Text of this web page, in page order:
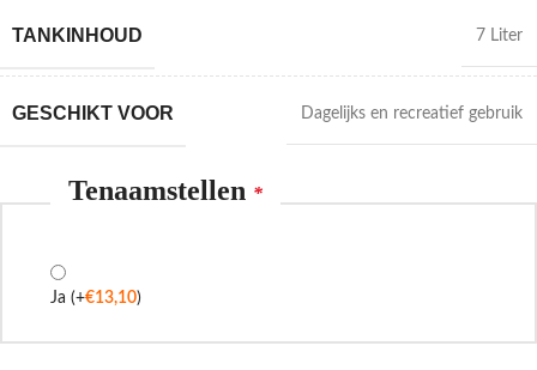
TANKINHOUD 7 Liter
GESCHIKT VOOR Dagelijks en recreatief gebruik
Tenaamstellen *
Ja (+€13,10)